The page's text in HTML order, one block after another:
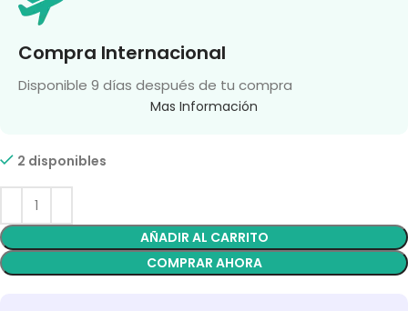
Compra Internacional
Disponible 9 días después de tu compra
Mas Información
2 disponibles
AÑADIR AL CARRITO
COMPRAR AHORA